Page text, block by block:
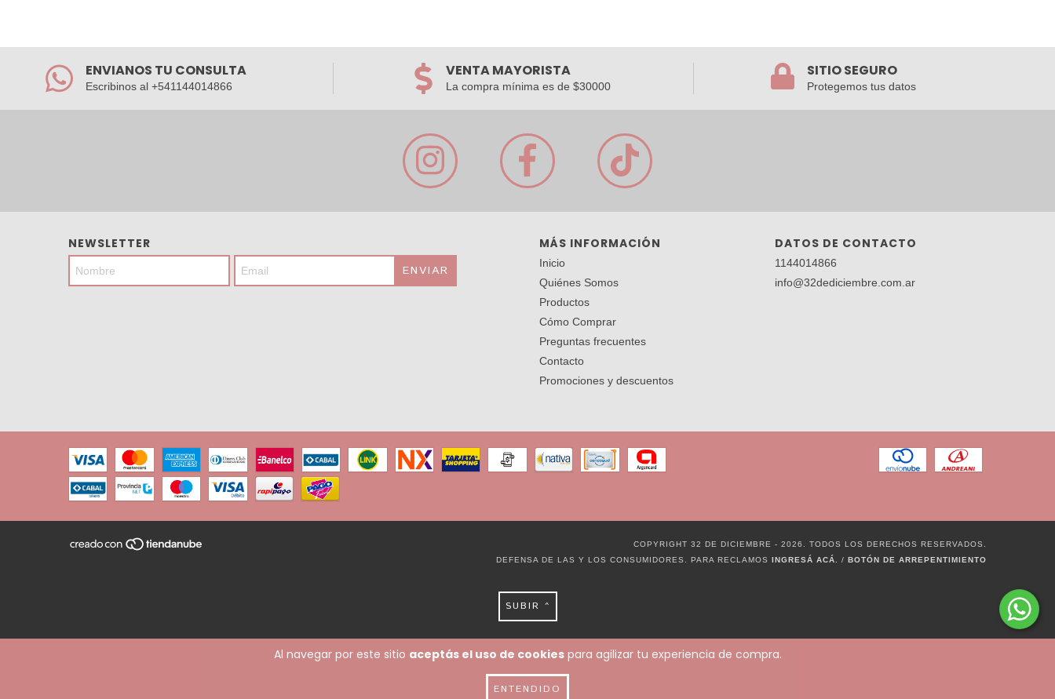
Al navegar por este sitio aceptás el uso de cookiespara agilizar tu experiencia de compra.
ENTENDIDO
ENVIANOS TU CONSULTA
Escribinos al +541144014866
VENTA MAYORISTA
La compra mínima es de $30000
SITIO SEGURO
Protegemos tus datos
NEWSLETTER MÁS INFORMACIÓN
Inicio
Quiénes Somos
Productos
Cómo Comprar
Preguntas frecuentes
Contacto
Promociones y descuentos
DATOS DE CONTACTO
1144014866
info@32dediciembre.com.ar
COPYRIGHT 32 DE DICIEMBRE - 2026. TODOS LOS DERECHOS RESERVADOS.
DEFENSA DE LAS Y LOS CONSUMIDORES. PARA RECLAMOS INGRESÁ ACÁ. / BOTÓN DE ARREPENTIMIENTO
SUBIR ^